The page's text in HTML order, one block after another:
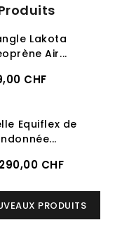
Lakota
Air...
CHF
Equiflex de
CHF
PRODUITS